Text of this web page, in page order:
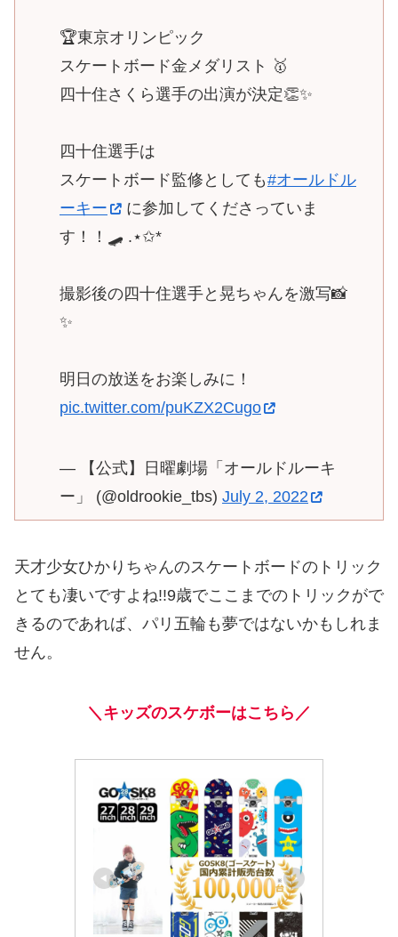
🏆東京オリンピック
スケートボード金メダリスト 🥇
四十住さくら選手の出演が決定👏✨
四十住選手は
スケートボード監修としても#オールドル
ーキー
に参加してくださっていま
す！！🛹 .⋆✩*
撮影後の四十住選手と晃ちゃんを激写📸
✨
明日の放送をお楽しみに！
pic.twitter.com/puKZX2Cugo
— 【公式】日曜劇場「オールドルーキ
ー」 (@oldrookie_tbs) July 2, 2022
天才少女ひかりちゃんのスケートボードのトリック
とても凄いですよね!!9歳でここまでのトリックがで
きるのであれば、パリ五輪も夢ではないかもしれま
せん。
＼キッズのスケボーはこちら／